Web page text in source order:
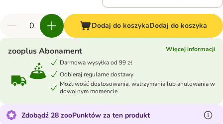
Dodaj do koszykaDodaj do koszyka
zooplus Abonament
Więcej informacji
Darmowa wysyłka od 99 zł
Odbieraj regularne dostawy
Możliwość dostosowania, wstrzymania lub anulowania w
dowolnym momencie
Zdobądź 28 zooPunktów za ten produkt